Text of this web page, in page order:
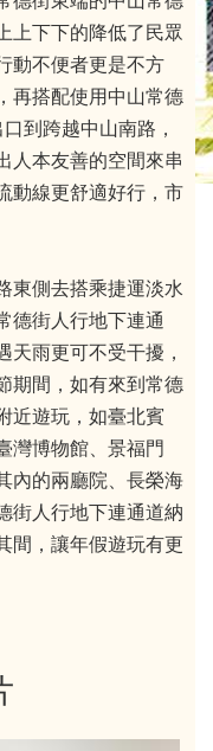
上下下的降低了民眾
動不便者更是不方
再搭配使用中山常德
到跨越中山南路，
人本友善的空間來串
動線更舒適好行，市
東側去搭乘捷運淡水
德街人行地下連通
天雨更可不受干擾，
期間，如有來到常德
近遊玩，如臺北賓
灣博物館、景福門
內的兩廳院、長榮海
街人行地下連通道納
間，讓年假遊玩有更